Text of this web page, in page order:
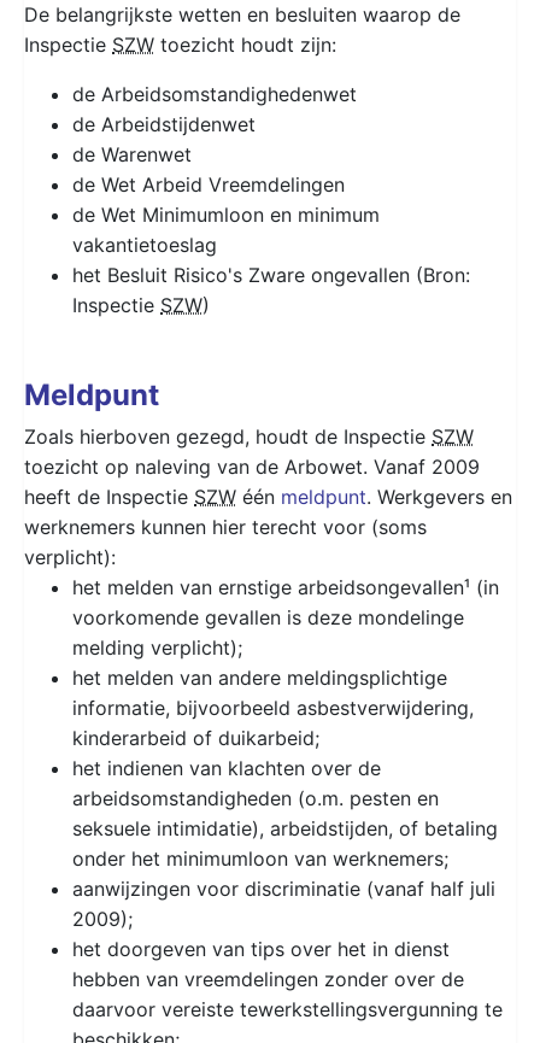
De belangrijkste wetten en besluiten waarop de
Inspectie SZW toezicht houdt zijn:
de Arbeidsomstandighedenwet
de Arbeidstijdenwet
de Warenwet
de Wet Arbeid Vreemdelingen
de Wet Minimumloon en minimum
vakantietoeslag
het Besluit Risico's Zware ongevallen (Bron:
Inspectie SZW)
Meldpunt
Zoals hierboven gezegd, houdt de Inspectie SZW
toezicht op naleving van de Arbowet. Vanaf 2009
heeft de Inspectie SZW één meldpunt. Werkgevers en
werknemers kunnen hier terecht voor (soms
verplicht):
het melden van ernstige arbeidsongevallen¹ (in
voorkomende gevallen is deze mondelinge
melding verplicht);
het melden van andere meldingsplichtige
informatie, bijvoorbeeld asbestverwijdering,
kinderarbeid of duikarbeid;
het indienen van klachten over de
arbeidsomstandigheden (o.m. pesten en
seksuele intimidatie), arbeidstijden, of betaling
onder het minimumloon van werknemers;
aanwijzingen voor discriminatie (vanaf half juli
2009);
het doorgeven van tips over het in dienst
hebben van vreemdelingen zonder over de
daarvoor vereiste tewerkstellingsvergunning te